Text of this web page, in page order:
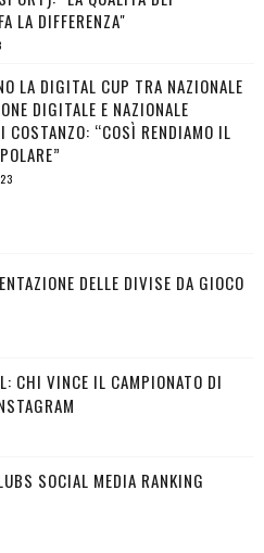
LA DIFFERENZA"
LA DIGITAL CUP TRA NAZIONALE
DIGITALE E NAZIONALE
COSTANZO: “COSÌ RENDIAMO IL
DELLE DIVISE DA GIOCO
CHI VINCE IL CAMPIONATO DI
SOCIAL MEDIA RANKING